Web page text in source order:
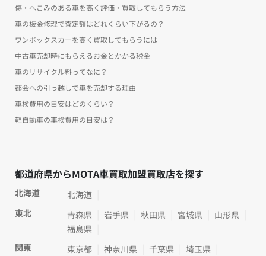
傷・へこみのある車を高く評価・買取してもらう方法
車の板金修理で査定額はどれくらい下がるの？
ワンボックスカーを高く買取してもらうには
中古車売却時にもらえるお金とかかる税金
車のリサイクル料ってなに？
都会への引っ越しで車を売却する理由
車検費用の目安はどのくらい？
軽自動車の車検費用の目安は？
都道府県からMOTA車買取加盟買取店を探す
北海道
北海道
東北
青森県 岩手県 秋田県 宮城県
山形県
福島県
関東
東京都 神奈川県 千葉県
埼玉県